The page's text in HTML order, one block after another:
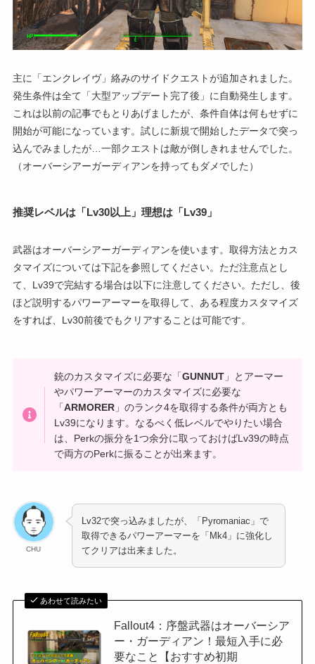
主に「エンクレイヴ」絡みのサイドクエストが追加されました。
発生条件は全て「大型アップデート完了後」に自動発生します。
これは以前の記事でもとりあげましたが、条件自体は何もせずに
開始が可能になっています。試しに新規で開始したデータで突っ
込んでみましたが…一部クエストは敵が倒しきれませんでした。
（オーバーシアーガーディアンを持ってもダメでした）
推奨レベルは「Lv30以上」理想は「Lv39」
武器はオーバーシアーガーディアンを使います。取得方法とカス
タマイズについては下記を参照してください。ただ注意点とし
て、Lv39で完結する場合は以下に注意してください。ただし、後
ほど説明するパワーアーマーを取得して、ある程度カスタマイズ
をすれば、Lv30前後でもクリアすることは可能です。
銃のカスタマイズに必要な「GUNNUT 」とアーマー
やパワーアーマーのカスタマイズに必要な
「ARMORER 」のランク4を取得する条件が両方とも
Lv39になります。なるべく低レベルでやりたい場合
は、Perkの振分を1つ余分に取っておけばLv39の時点
で両方のPerkに振ることが出来ます。
CHU
Lv32で突っ込みましたが、「Pyromaniac」で
取得できるパワーアーマーを「Mk4」に強化し
てクリアは出来ました。
あわせて読みたい
Fallout4：序盤武器はオーバーシア
ー・ガーディアン！最短入手に必
要なこと【おすすめ初期